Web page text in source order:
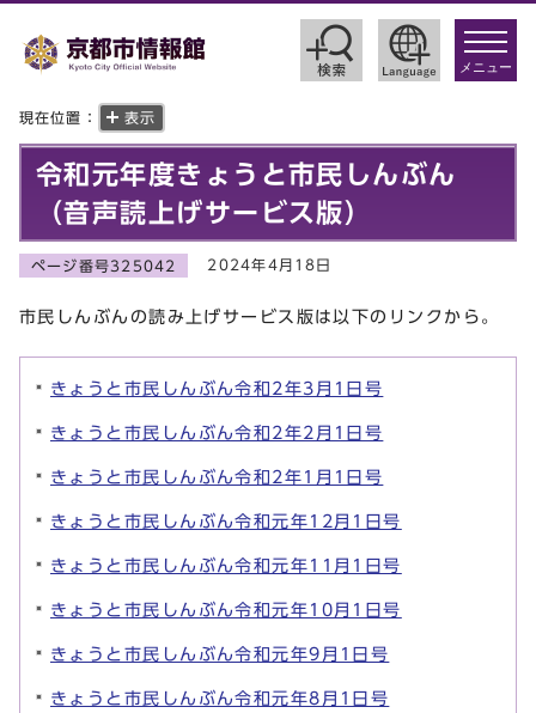
toggle
メニュー
現在位置： 表示
令和元年度きょうと市民しんぶん
（音声読上げサービス版）
ページ番号325042 2024年4月18日
市民しんぶんの読み上げサービス版は以下のリンクから。
きょうと市民しんぶん令和2年3月1日号
きょうと市民しんぶん令和2年2月1日号
きょうと市民しんぶん令和2年1月1日号
きょうと市民しんぶん令和元年12月1日号
きょうと市民しんぶん令和元年11月1日号
きょうと市民しんぶん令和元年10月1日号
きょうと市民しんぶん令和元年9月1日号
きょうと市民しんぶん令和元年8月1日号